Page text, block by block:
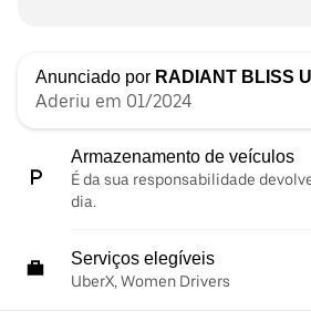
Anunciado por RADIANT BLISS
Aderiu em 01/2024
Armazenamento de veículos
É da sua responsabilidade
dia.
Serviços elegíveis
UberX, Women Drivers